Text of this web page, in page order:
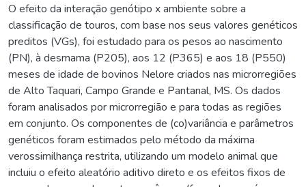
O efeito da interação genótipo x ambiente sobre a
classificação de touros, com base nos seus valores genéticos
preditos (VGs), foi estudado para os pesos ao nascimento
(PN), à desmama (P205), aos 12 (P365) e aos 18 (P550)
meses de idade de bovinos Nelore criados nas microrregiões
de Alto Taquari, Campo Grande e Pantanal, MS. Os dados
foram analisados por microrregião e para todas as regiões
em conjunto. Os componentes de (co)variância e parâmetros
genéticos foram estimados pelo método da máxima
verossimilhança restrita, utilizando um modelo animal que
incluiu o efeito aleatório aditivo direto e os efeitos fixos de